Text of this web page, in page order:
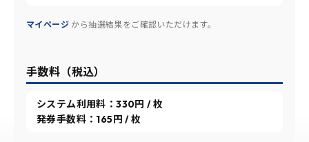
マイページ から抽選結果をご確認いただけます。
手数料（税込）
システム利用料：330円 / 枚
発券手数料：165円 / 枚